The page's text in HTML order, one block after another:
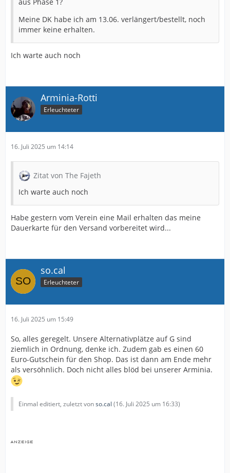
Meine DK habe ich am 13.06. verlängert/bestellt, noch
immer keine erhalten.
Ich warte auch noch
Arminia-Rotti
Erleuchteter
16. Juli 2025 um 14:14
Zitat von The Fajeth
Ich warte auch noch
Habe gestern vom Verein eine Mail erhalten das meine
Dauerkarte für den Versand vorbereitet wird...
so.cal
Erleuchteter
16. Juli 2025 um 15:49
So, alles geregelt. Unsere Alternativplätze auf G sind
ziemlich in Ordnung, denke ich. Zudem gab es einen 60
Euro-Gutschein für den Shop. Das ist dann am Ende mehr
als versöhnlich. Doch nicht alles blöd bei unserer Arminia.
Einmal editiert, zuletzt vonso.cal (16. Juli 2025 um 16:33)